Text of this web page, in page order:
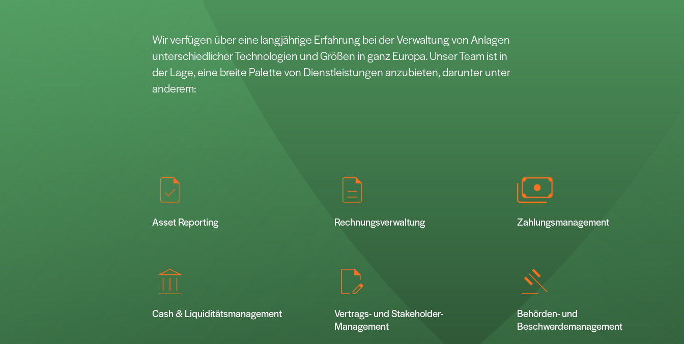
Wir verfügen über eine langjährige Erfahrung bei der Verwaltung von Anlagen
unterschiedlicher Technologien und Größen in ganz Europa. Unser Team ist in
der Lage, eine breite Palette von Dienstleistungen anzubieten, darunter unter
anderem:
Asset Reporting Rechnungsverwaltung Zahlungsmanagement
Cash & Liquiditätsmanagement
Vertrags- und Stakeholder-
Management
Behörden- und
Beschwerdemanagement